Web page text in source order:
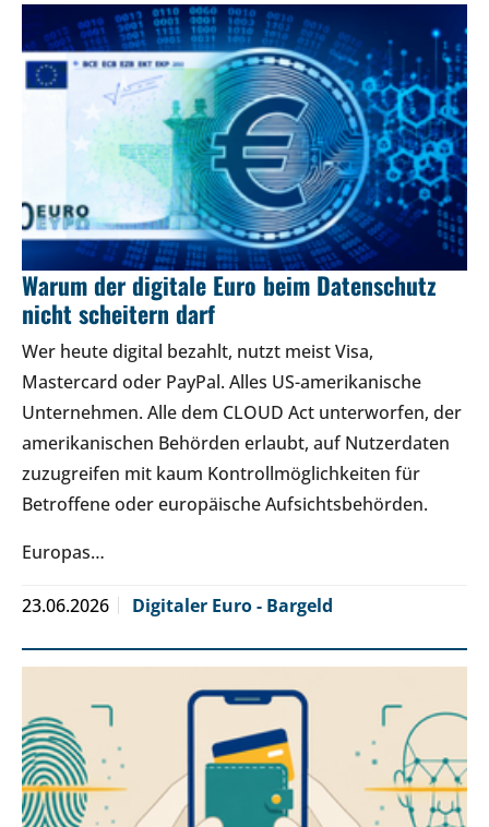
Warum der digitale Euro beim Datenschutz
nicht scheitern darf
Wer heute digital bezahlt, nutzt meist Visa,
Mastercard oder PayPal. Alles US-amerikanische
Unternehmen. Alle dem CLOUD Act unterworfen, der
amerikanischen Behörden erlaubt, auf Nutzerdaten
zuzugreifen mit kaum Kontrollmöglichkeiten für
Betroffene oder europäische Aufsichtsbehörden.
Europas…
23.06.2026 Digitaler Euro - Bargeld